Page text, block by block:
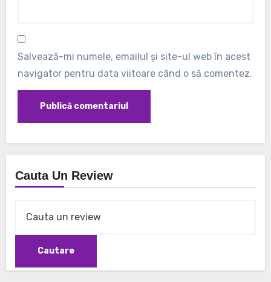
Salvează-mi numele, emailul și site-ul web în acest
navigator pentru data viitoare când o să comentez.
Cauta Un Review